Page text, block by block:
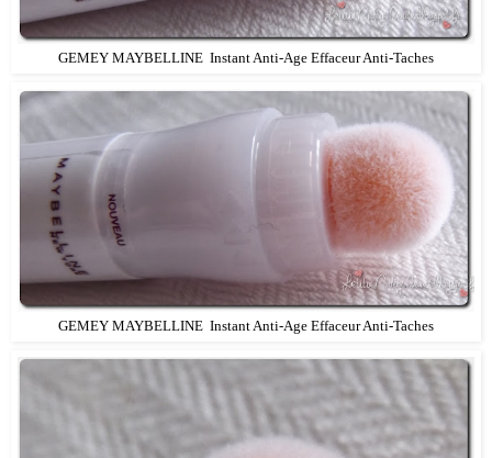
GEMEY MAYBELLINE Instant Anti-Age Effaceur Anti-Taches
GEMEY MAYBELLINE Instant Anti-Age Effaceur Anti-Taches